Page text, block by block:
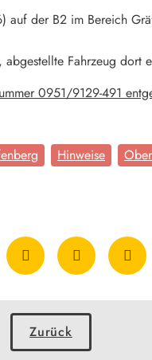
der B2 im Bereich
abgestellte Fahrzeug dort
0951/9129-491
Hinweise
Zurück